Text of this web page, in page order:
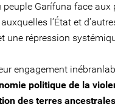
Garífuna face
l’État et
une répression
engagement
politique de la
des terres ancestrales